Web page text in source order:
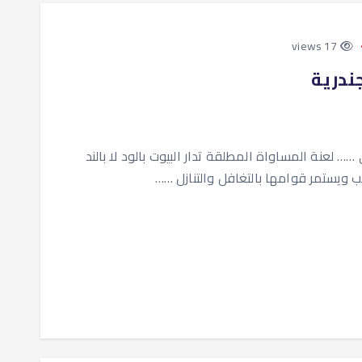
المساواة المطلقة تدار البيوت بالود لا بالند
ويستمر قوامها بالتغافل والتنازل ……